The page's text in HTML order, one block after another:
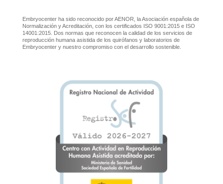
Embryocenter ha sido reconocido por AENOR, la Asociación española de
Normalización y Acreditación, con los certificados ISO 9001:2015 e ISO
14001:2015. Dos normas que reconocen la calidad de los servicios de
reproducción humana asistida de los quirófanos y laboratorios de
Embryocenter y nuestro compromiso con el desarrollo sostenible.